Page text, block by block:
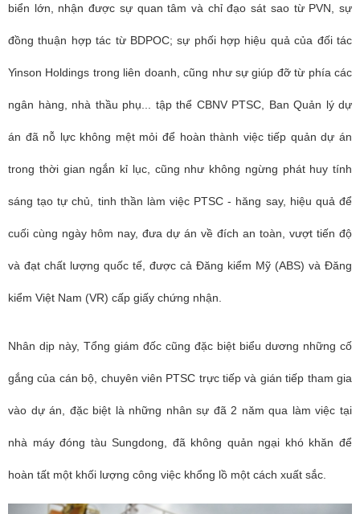
biển lớn, nhận được sự quan tâm và chỉ đạo sát sao từ PVN, sự
đồng thuận hợp tác từ BDPOC; sự phối hợp hiệu quả của đối tác
Yinson Holdings trong liên doanh, cũng như sự giúp đỡ từ phía các
ngân hàng, nhà thầu phụ... tập thể CBNV PTSC, Ban Quản lý dự
án đã nỗ lực không mệt mỏi để hoàn thành việc tiếp quản dự án
trong thời gian ngắn kỉ lục, cũng như không ngừng phát huy tính
sáng tạo tự chủ, tinh thần làm việc PTSC - hăng say, hiệu quả để
cuối cùng ngày hôm nay, đưa dự án về đích an toàn, vượt tiến độ
và đạt chất lượng quốc tế, được cả Đăng kiểm Mỹ (ABS) và Đăng
kiểm Việt Nam (VR) cấp giấy chứng nhận.
Nhân dịp này, Tổng giám đốc cũng đặc biệt biểu dương những cố
gắng của cán bộ, chuyên viên PTSC trực tiếp và gián tiếp tham gia
vào dự án, đặc biệt là những nhân sự đã 2 năm qua làm việc tại
nhà máy đóng tàu Sungdong, đã không quản ngại khó khăn để
hoàn tất một khối lượng công việc khổng lồ một cách xuất sắc.